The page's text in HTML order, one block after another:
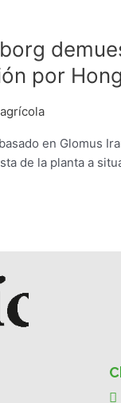
por
en Glomus
de la planta a